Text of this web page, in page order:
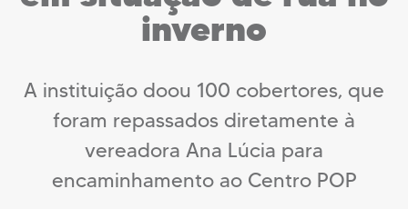
inverno
A instituição doou 100 cobertores, que
foram repassados diretamente à
vereadora Ana Lúcia para
encaminhamento ao Centro POP